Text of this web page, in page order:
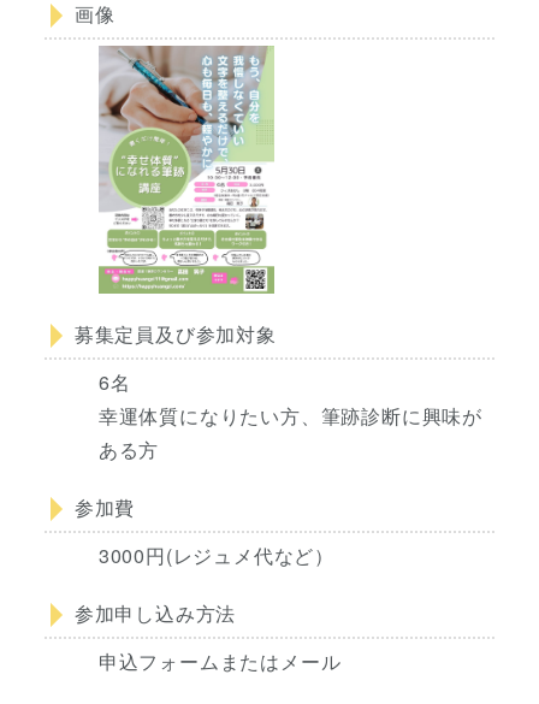
画像
募集定員及び参加対象
6名
幸運体質になりたい方、筆跡診断に興味が
ある方
参加費
3000円(レジュメ代など）
参加申し込み方法
申込フォームまたはメール